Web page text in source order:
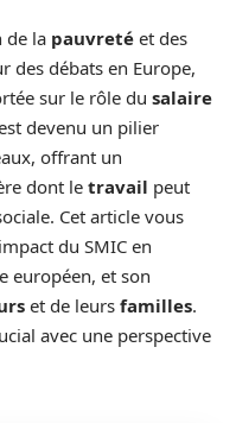
de la pauvreté et des
des débats en Europe,
sur le rôle du salaire
devenu un pilier
offrant un
dont le travail peut
Cet article vous
du SMIC en
européen, et son
et de leurs familles.
avec une perspective